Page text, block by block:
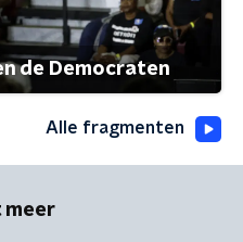
de Democraten
Alle fragmenten
meer